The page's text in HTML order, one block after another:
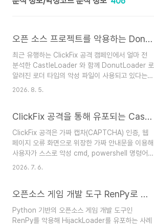
오픈 소스 프로젝트를 악용하는 DonutLoader 분석
최근 유행하는 ClickFix 공격 캠페인에서 얼마 전
분석한 CastleLoader 와 함께 DonutLoader 로
알려진 로더 타입의 악성 파일이 사용되고 있다는
사실이 발견됐다.DonutLoader 는 Github 에 공
상으로 CLR 인젝션, 셸코드(Shellcode)를 통한
프로젝트를 작성했음을 명시하고 있으나 공격자는
이를 악용해 DonutLoader 라는 악성 파일을 탄
생시켰다.DonutLoader 는 Windows OS 의
AMSI(Antimalware Scan Interface),
2026. 8. 5.
ClickFix 공격을 통해 유포되는 CastleLoader 분석
ClickFix 공격은 가짜 캡차(CAPTCHA) 인증, 웹
페이지 오류 화면으로 위장한 가짜 안내문을 이용해
사용자가 스스로 악성 cmd, powershell 명령어를
실행하도록 유도하는 공격 기법이다. 최근 발견된
RAT 페이로드를 유포하는 정황이 발견됐다. 이번
름으로 진행된다. ClickFix 공격발견된 ClickFix 캠
2026. 7. 6.
오픈소스 게임 개발 도구 RenPy로 유포되는 HijackLoader
Python 기반의 오픈소스 게임 개발 도구인
RenPy를 악용해 HijackLoader를 유포하는 사례